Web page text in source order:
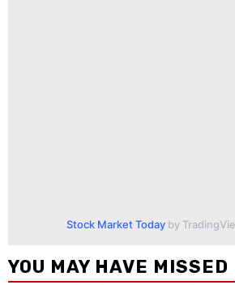
Stock Market Today by
YOU MAY HAVE MISSED